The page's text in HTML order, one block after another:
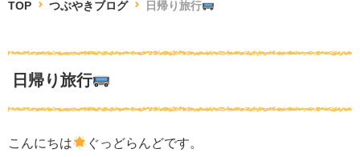
TOP つぶやきブログ 日帰り旅行
日帰り旅行
こんにちは
ぐっどらんどです。